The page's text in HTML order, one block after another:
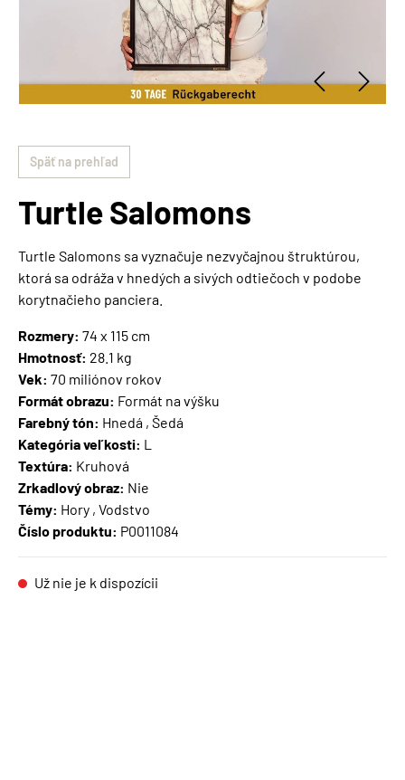
Späť na prehľad
Turtle Salomons
Turtle Salomons sa vyznačuje nezvyčajnou štruktúrou,
ktorá sa odráža v hnedých a sivých odtiečoch v podobe
korytnačieho panciera.
Rozmery: 74 x 115 cm
Hmotnosť: 28.1 kg
Vek: 70 miliónov rokov
Formát obrazu: Formát na výšku
Farebný tón: Hnedá , Šedá
Kategória veľkosti: L
Textúra: Kruhová
Zrkadlový obraz: Nie
Témy: Hory , Vodstvo
Číslo produktu: P0011084
Už nie je k dispozícii